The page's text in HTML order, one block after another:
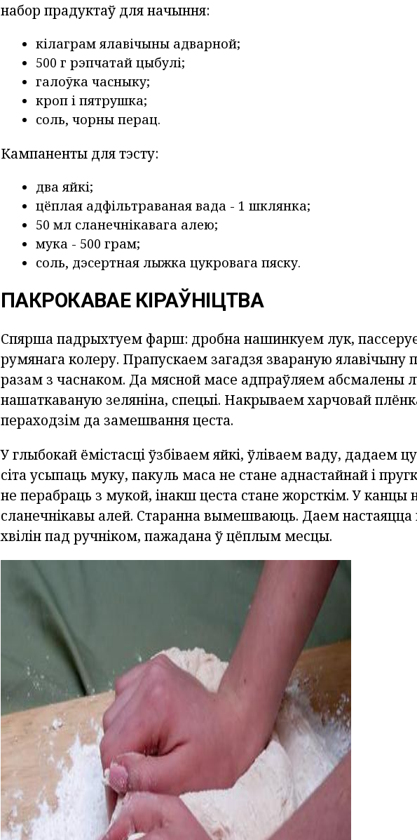
набор прадуктаў для начыння:
кілаграм ялавічыны адварной;
500 г рэпчатай цыбулі;
галоўка часныку;
кроп і пятрушка;
соль, чорны перац.
Кампаненты для тэсту:
два яйкі;
цёплая адфільтраваная вада - 1 шклянка;
50 мл сланечнікавага алею;
мука - 500 грам;
соль, дэсертная лыжка цукровага пяску.
ПАКРОКАВАЕ КІРАЎНІЦТВА
Спярша падрыхтуем фарш: дробна нашинкуем лук,
румянага колеру. Прапускаем загадзя звараную ялавічыну
разам з часнаком. Да мясной масе адпраўляем абсмалены
нашаткаваную зеляніна, спецыі. Накрываем харчовай
пераходзім да замешвання цеста.
У глыбокай ёмістасці ўзбіваем яйкі, ўліваем ваду, дадаем
сіта усыпаць муку, пакуль маса не стане аднастайнай і
не перабраць з мукой, інакш цеста стане жорсткім. У канцы
сланечнікавы алей. Старанна вымешваюць. Даем настаяцца
хвілін пад ручніком, пажадана ў цёплым месцы.